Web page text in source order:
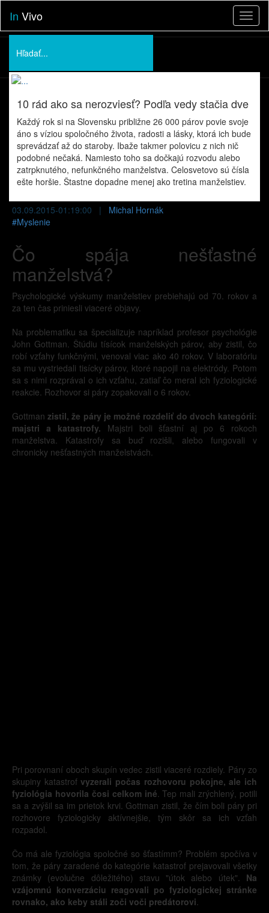
In Vivo
O nás
10 rád ako sa nerozviesť? Podľa vedy stačia dve
Každý rok si na Slovensku približne 26 000 párov povie svoje
áno s víziou spoločného života, radosti a lásky, ktorá ich bude
sprevádzať až do staroby. Ibaže takmer polovicu z nich nič
podobné nečaká. Namiesto toho sa dočkajú rozvodu alebo
zatrpknutého, nefunkčného manželstva. Celosvetovo sú čísla
ešte horšie. Štastne dopadne menej ako tretina manželstiev.
03.09.2015-01:19:00 | Michal Hornák
#Myslenie
Čo spája nešťastné
manželstvá?
Psychologické výskumy manželstiev prebiehajú od 70. rokov a
za ten čas priniesli viaceré objavy.
Na problematiku sa špecializuje napríklad profesor psychológie
John Gottman. Štúdiu tísícok manželských párov, aby zistil, čo
robí vzťahy funkčnými, venoval viac ako 40 rokov. V laboratóriu
sa mu vystriedali tisícky párov, ktoré napojil na elektródy. Potom
sa s nimi rozprával o ich vzťahu, zatiaľ čo meral ich fyziologické
reakcie. Rozhovor si páry zopakovali o 6 rokov.
Gottmanzistil, že páry je možné rozdeliť do dvoch kategórií:
majstri a katastrofy. Majstri boli šťastní aj po 6 rokoch
manželstva. Katastrofy sa buď rozišli, alebo fungovali v
chronicky nešťastných manželstvách.
Pri porovnaní oboch skupín vedec zistil viaceré rozdiely. Páry zo
skupiny katastrofvyzerali počas rozhovoru pokojne, ale ich
fyziológia hovorila čosi celkom iné. Tep mali zrýchlený, potili
sa a zvýšil sa im prietok krvi. Gottman zistil, že čím boli páry pri
rozhovore fyziologicky aktívnejšie, tým skôr sa ich vzťah
rozpadol.
Čo má ale fyziológia spoločné so šťastímm? Problém spočíva v
tom, že páry zaradené do kategórie katastrof prejavovali všetky
známky (evolučne dôležitého) stavu "útok alebo útek". Na
vzájomnú konverzáciu reagovali po fyziologickej stránke
rovnako, ako keby stáli zoči voči predátorovi.